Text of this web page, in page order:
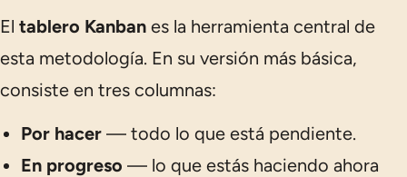
El tablero Kanban es la herramienta central de
esta metodología. En su versión más básica,
consiste en tres columnas:
Por hacer— todo lo que está pendiente.
En progreso — lo que estás haciendo ahora